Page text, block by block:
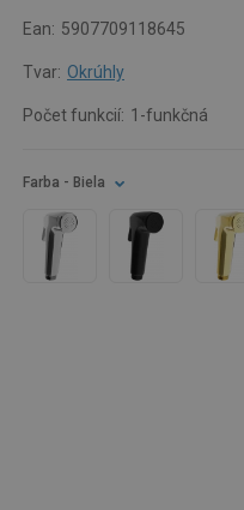
Ean: 5907709118645
Tvar: Okrúhly
Počet funkcií: 1-funkčná
Farba - Biela